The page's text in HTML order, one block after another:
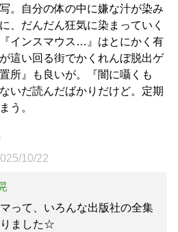
。自分の体の中に嫌な汁が染み
、だんだん狂気に染まっていく
インスマウス…』はとにかく有
這い回る街でかくれんぼ脱出ゲ
所』も良いが。『闇に囁くも
いだ読んだばかりだけど。定期
う。
10/22
って、いろんな出版社の全集
ました☆